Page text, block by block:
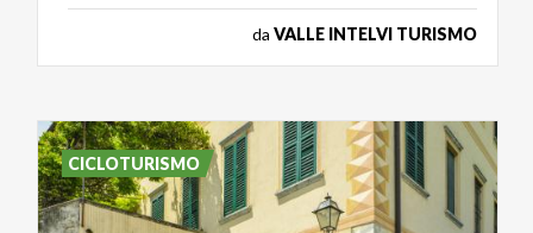
da VALLE INTELVI TURISMO
CICLOTURISMO